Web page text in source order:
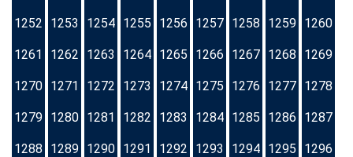
1252 1253 1254 1255 1256 1257 1258 1259 1260
1261 1262 1263 1264 1265 1266 1267 1268 1269
1270 1271 1272 1273 1274 1275 1276 1277 1278
1279 1280 1281 1282 1283 1284 1285 1286 1287
1288 1289 1290 1291 1292 1293 1294 1295 1296